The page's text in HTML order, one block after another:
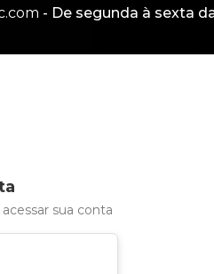
- De segunda à sexta
sua conta